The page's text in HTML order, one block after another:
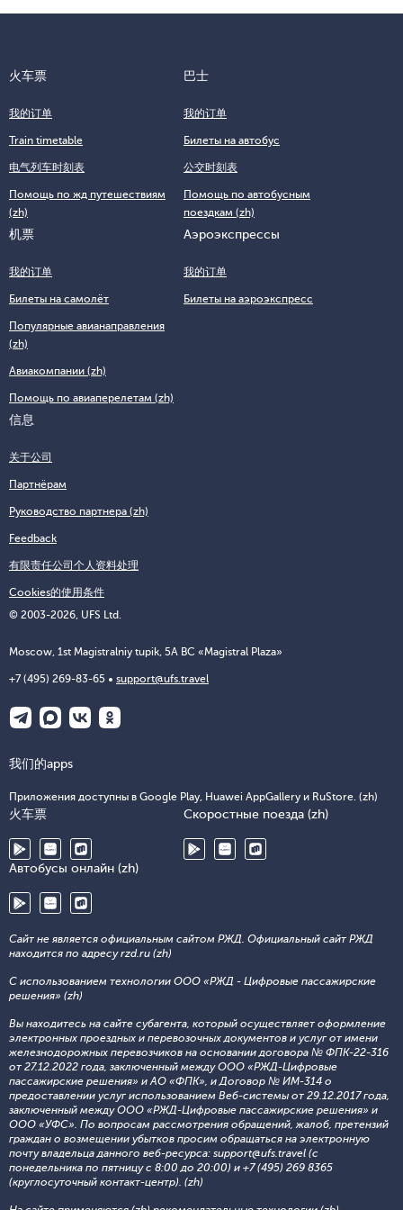
приобретен билет.
Если ребенок выезжает за пределы России с одним законным
Иногда согласие от законного представителя требуется для
или визовом центре страны, которую собирается посетить
ребёнок.
Если один из законных представителей оформил согласие на
тренером или родственником, этого достаточно для
пересечения границы.
авиаперевозчика.
© 2003-2026, UFS Ltd.
Moscow, 1st Magistralniy tupik, 5A BC «Magistral Plaza»
+7 (495) 269-83-65 support@ufs.travel
火车票
我的订单
Train timetable
电气列车时刻表
Помощь по жд путешествиям
(zh)
巴士
我的订单
Билеты на автобус
公交时刻表
Помощь по автобусным
поездкам (zh)
机票
我的订单
Билеты на самолёт
Популярные авианаправления
(zh)
Авиакомпании (zh)
Помощь по авиаперелетам (zh)
Аэроэкспрессы
我的订单
Билеты на аэроэкспресс
信息
关于公司
Партнёрам
Руководство партнера (zh)
Feedback
有限责任公司个人资料处理
Cookies的使用条件
我们的apps
Приложения доступны в Google Play, Huawei AppGallery и RuStore. (zh)
火车票 Скоростные поезда (zh)
Автобусы онлайн (zh)
Сайт не является официальным сайтом РЖД. Официальный сайт РЖД
находится по адресу rzd.ru (zh)
С использованием технологии ООО «РЖД - Цифровые пассажирские
решения» (zh)
Вы находитесь на сайте субагента, который осуществляет оформление
электронных проездных и перевозочных документов и услуг от имени
железнодорожных перевозчиков на основании договора № ФПК-22-316
от 27.12.2022 года, заключенный между ООО «РЖД-Цифровые
пассажирские решения» и АО «ФПК», и Договор № ИМ-314 о
предоставлении услуг использованием Веб-системы от 29.12.2017 года,
заключенный между ООО «РЖД-Цифровые пассажирские решения» и
ООО «УФС». По вопросам рассмотрения обращений, жалоб, претензий
граждан о возмещении убытков просим обращаться на электронную
почту владельца данного веб-ресурса: support@ufs.travel (с
понедельника по пятницу с 8:00 до 20:00) и +7 (495) 269 8365
(круглосуточный контакт-центр). (zh)